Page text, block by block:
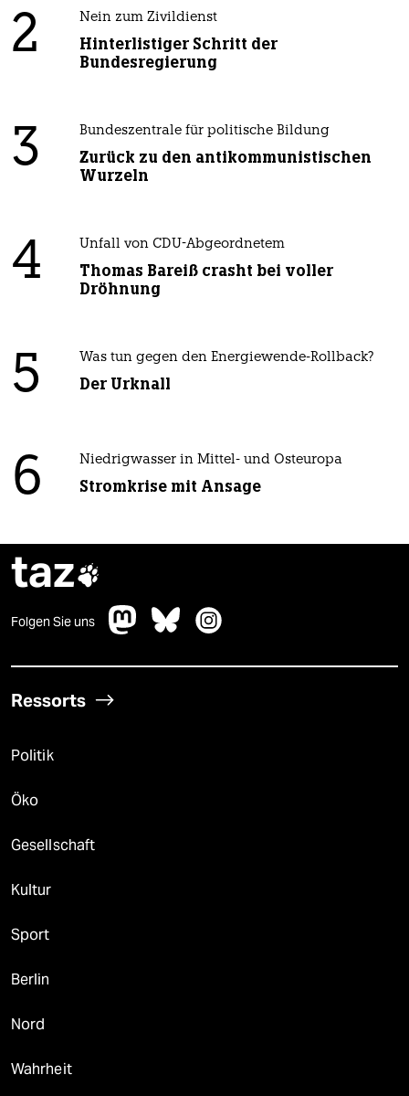
2 Nein zum Zivildienst
Hinterlistiger Schritt der
Bundesregierung
3 Bundeszentrale für politische Bildung
Zurück zu den antikommunistischen
Wurzeln
4 Unfall von CDU-Abgeordnetem
Thomas Bareiß crasht bei voller
Dröhnung
5 Was tun gegen den Energiewende-Rollback?
Der Urknall
6 Niedrigwasser in Mittel- und Osteuropa
Stromkrise mit Ansage
taz
Folgen Sie uns
Ressorts
Politik
Öko
Gesellschaft
Kultur
Sport
Berlin
Nord
Wahrheit